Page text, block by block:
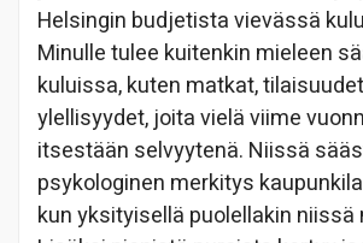
Helsingin budjetista vievässä
Minulle tulee kuitenkin mieleen
kuluissa, kuten matkat,
ylellisyydet, joita vielä viime
itsestään selvyytenä. Niissä
psykologinen merkitys
kun yksityisellä puolellakin niissä